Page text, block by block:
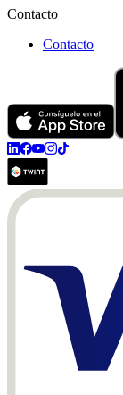
Contacto
Contacto